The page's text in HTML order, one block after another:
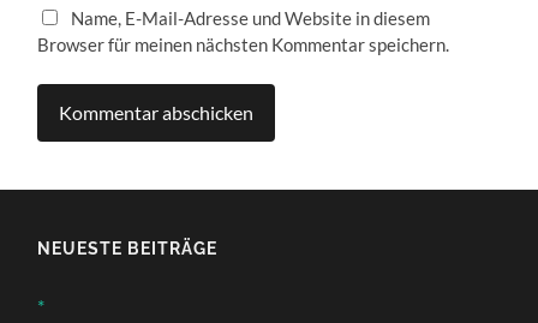
Name, E-Mail-Adresse und Website in diesem
Browser für meinen nächsten Kommentar speichern.
NEUESTE BEITRÄGE
*